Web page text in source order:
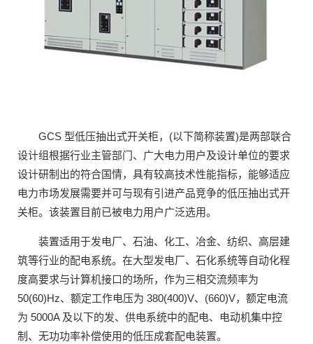
GCS 型低压抽出式开关柜，(以下简称装置)是两部联合
设计组根据行业主管部门、广大电力用户及设计单位的要求
设计研制出的符合国情，具有较高技术性能指标，能够适应
电力市场发展需要并可与现有引进产品竞争的低压抽出式开
关柜。该装置目前已被电力用户广泛选用。
装置适用于发电厂、石油、化工、冶金、纺织、高层建
筑等行业的配电系统。在大型发电厂、石化系统等自动化程
度高要求与计算机接口的场所，作为三相交流频率为
50(60)Hz、额定工作电压为 380(400)V、(660)V，额定电流
为 5000A 及以下的发、供电系统中的配电、电动机集中控
制、无功功率补偿使用的低压成套配电装置。